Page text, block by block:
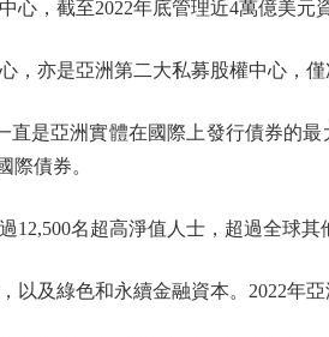
，截至2022年底管理近4萬億美元
亦是亞洲第二大私募股權中心，僅
亞洲實體在國際上發行債券的最
際債券。
名超高淨值人士，超過全球其
及綠色和永續金融資本。2022年亞